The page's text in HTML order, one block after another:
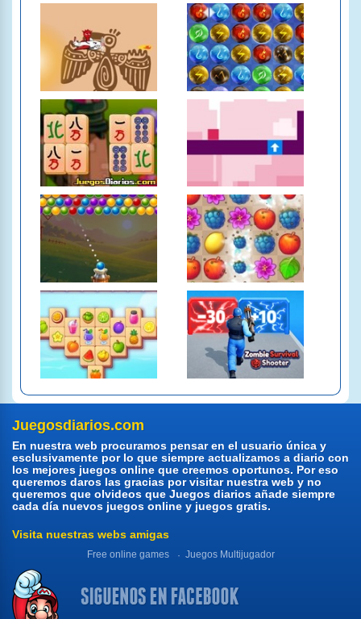
Juegosdiarios.com
En nuestra web procuramos pensar en el usuario única y
esclusivamente por lo que siempre actualizamos a diario con
los mejores juegos online que creemos oportunos. Por eso
queremos daros las gracias por visitar nuestra web y no
queremos que olvideos que Juegos diarios añade siempre
cada día nuevos juegos online y juegos gratis.
Visita nuestras webs amigas
Free online games Juegos Multijugador